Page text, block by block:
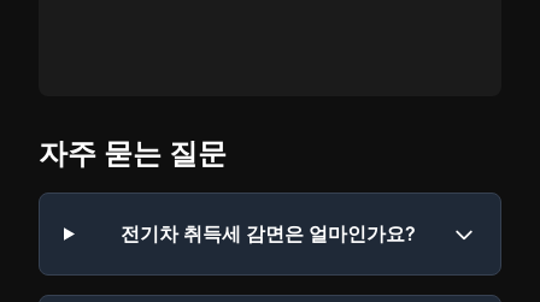
자주 묻는 질문
전기차 취득세 감면은 얼마인가요?